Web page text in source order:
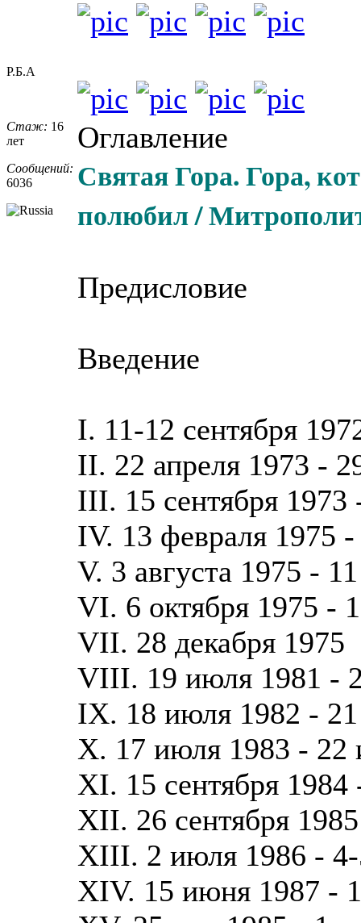
Р.Б.А
Стаж: 16
лет
Сообщений:
6036
Оглавление
Святая Гора. Гора,
полюбил /
Предисловие
Введение
I. 11-12 сентября
II. 22 апреля 1973 -
III. 15 сентября 1973
IV. 13 февраля 1975
V. 3 августа 1975 -
VI. 6 октября 1975 -
VII. 28 декабря 1975
VIII. 19 июля 1981 -
IX. 18 июля 1982 -
X. 17 июля 1983 - 22
XI. 15 сентября 1984
XII. 26 сентября
XIII. 2 июля 1986 -
XIV. 15 июня 1987 -